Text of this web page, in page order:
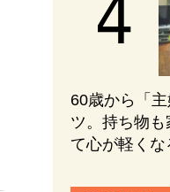
60歳から「
ツ。持ち物
て心が軽くな